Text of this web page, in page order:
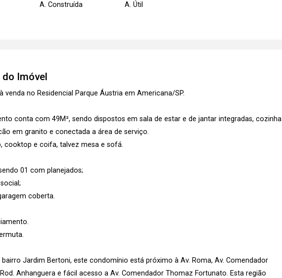
A. Construída A. Útil
Imóvel
venda no Residencial Parque Áustria em Americana/SP.
conta com 49M², sendo dispostos em sala de estar e de jantar integradas, cozinha
em granito e conectada a área de serviço.
cooktop e coifa, talvez mesa e sofá.
01 com planejados;
coberta.
Jardim Bertoni, este condomínio está próximo à Av. Roma, Av. Comendador
Anhanguera e fácil acesso a Av. Comendador Thomaz Fortunato. Esta região